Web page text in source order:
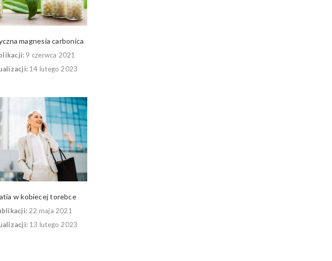
magnesia carbonica
9 czerwca 2021
14 lutego 2023
w kobiecej torebce
22 maja 2021
13 lutego 2023